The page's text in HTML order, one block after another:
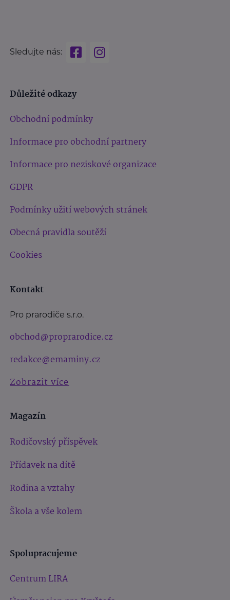
Sledujte nás:
Důležité odkazy
Obchodní podmínky
Informace pro obchodní partnery
Informace pro neziskové organizace
GDPR
Podmínky užití webových stránek
Obecná pravidla soutěží
Cookies
Kontakt
Pro prarodiče s.r.o.
obchod@proprarodice.cz
redakce@emaminy.cz
Zobrazit více
Magazín
Rodičovský příspěvek
Přídavek na dítě
Rodina a vztahy
Škola a vše kolem
Spolupracujeme
Centrum LIRA